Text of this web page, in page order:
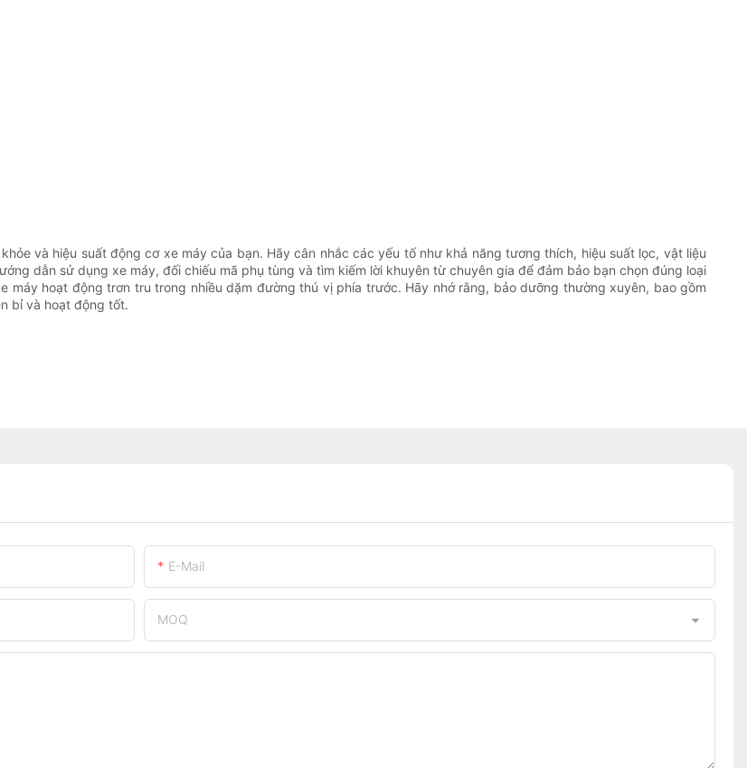
và hiệu suất động cơ xe máy của bạn. Hãy cân nhắc các yếu tố như khả năng tương thích, hiệu suất lọc, vật liệu
dẫn sử dụng xe máy, đối chiếu mã phụ tùng và tìm kiếm lời khuyên từ chuyên gia để đảm bảo bạn chọn đúng loại
máy hoạt động trơn tru trong nhiều dặm đường thú vị phía trước. Hãy nhớ rằng, bảo dưỡng thường xuyên, bao gồm
bỉ và hoạt động tốt.
E-Mail
MOQ